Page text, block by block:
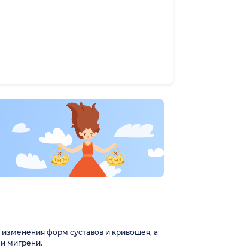
форм суставов и кривошея, а
мигрени.